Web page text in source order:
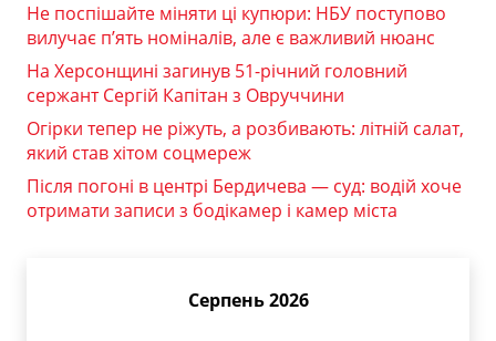
Не поспішайте міняти ці купюри: НБУ поступово
вилучає п’ять номіналів, але є важливий нюанс
На Херсонщині загинув 51-річний головний
сержант Сергій Капітан з Овруччини
Огірки тепер не ріжуть, а розбивають: літній салат,
який став хітом соцмереж
Після погоні в центрі Бердичева — суд: водій хоче
отримати записи з бодікамер і камер міста
Серпень 2026